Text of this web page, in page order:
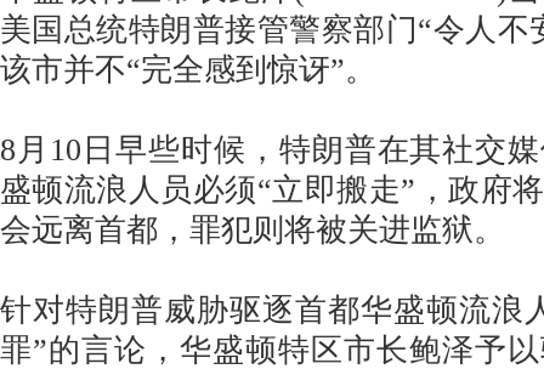
美国总统特朗普接管警察部门“令人不
该市并不“完全感到惊讶”。
8月10日早些时候，特朗普在其社交
盛顿流浪人员必须“立即搬走”，政府
会远离首都，罪犯则将被关进监狱。
针对特朗普威胁驱逐首都华盛顿流浪
罪”的言论，华盛顿特区市长鲍泽予